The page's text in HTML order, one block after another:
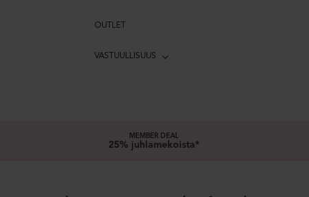
OUTLET
VASTUULLISUUS
MEMBER DEAL
25% juhlamekoista*